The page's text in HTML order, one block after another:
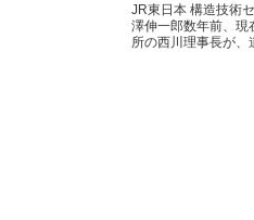
JR東日本 構造技術
澤伸一郎数年前、現
所の西川理事長が、
の啓蒙を目的とし
なぜ長持ちか 」と